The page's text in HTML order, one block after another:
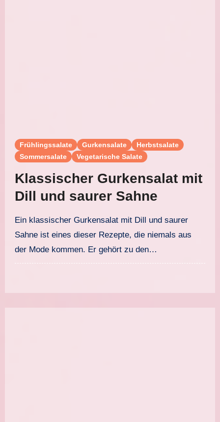
Frühlingssalate Gurkensalate
Herbstsalate
Sommersalate
Vegetarische Salate
Klassischer Gurkensalat mit
Dill und saurer Sahne
Ein klassischer Gurkensalat mit Dill und saurer
Sahne ist eines dieser Rezepte, die niemals aus
der Mode kommen. Er gehört zu den…